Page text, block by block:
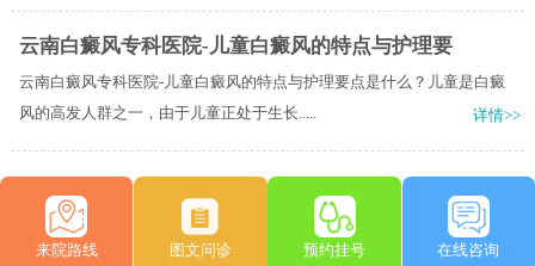
云南白癜风专科医院-儿童白癜风的特点与护理要
云南白癜风专科医院-儿童白癜风的特点与护理要点是什么？儿童是白癜
风的高发人群之一，由于儿童正处于生长.....
详情>>
来院路线 图文问诊 预约挂号 在线咨询